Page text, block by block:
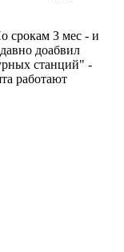
срокам 3 мес - и
доабвил
станций" -
работают